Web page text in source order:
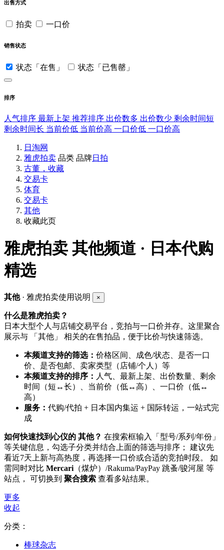
出售方式
拍卖 一口价
销售状态
状态「在售」 状态「已售罄」
排序
人气排序 最新上架 推荐排序 出价数多 出价数少 剩余时间短
剩余时间长 当前价低 当前价高 一口价低 一口价高
日淘网
雅虎拍卖 品类 品牌日拍
古董，收藏
交易卡
体育
交易卡
其他
收藏此页
雅虎拍卖 其他频道 · 日本代购
精选
其他· 雅虎拍卖使用说明 ×
什么是雅虎拍卖？
日本大型个人与店铺交易平台，竞拍与一口价并存。这里聚合
展示与 「其他」 相关的在售拍品，便于比价与快速筛选。
本频道支持的筛选： 价格区间、成色/状态、是否一口
价、是否包邮、卖家类型（店铺/个人）等
本频道支持的排序： 人气、最新上架、出价数量、剩余
时间（短↔长）、当前价（低↔高）、一口价（低↔
高）
服务： 代购/代拍 + 日本国内集运 + 国际转运，一站式完
成
如何快速找到心仪的 其他？ 在搜索框输入「型号/系列/年份」
等关键信息，勾选子分类并结合上面的筛选与排序； 建议先
看近7天上新与高热度，再选择一口价或合适的竞拍时段。 如
需同时对比 Mercari （煤炉）/Rakuma/PayPay 跳蚤/骏河屋 等
站点， 可切换到 聚合搜索 查看多站结果。
更多
收起
分类：
棒球杂志